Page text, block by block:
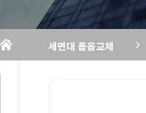
세면대 폽옵교체